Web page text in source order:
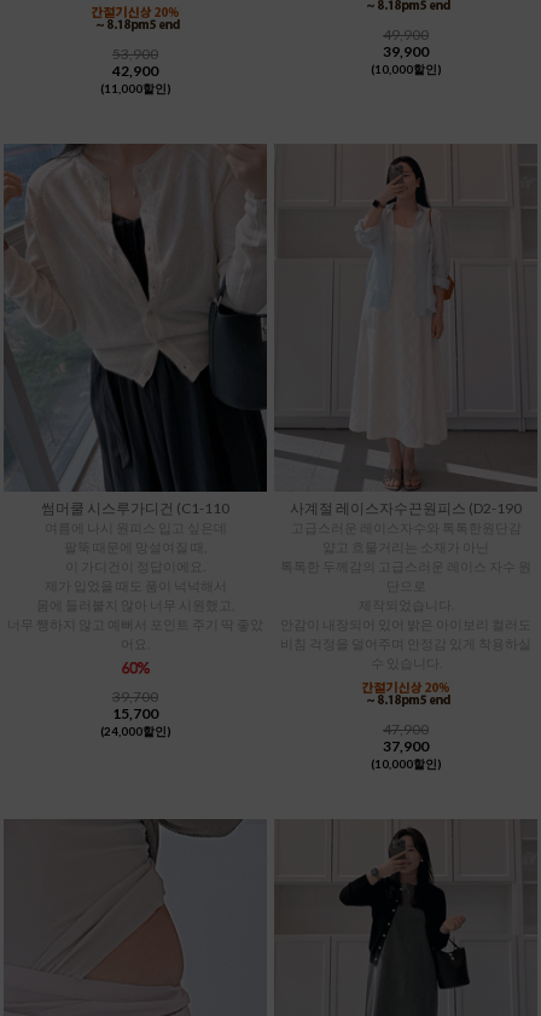
53,900
42,900
(11,000할인)
49,900
39,900
(10,000할인)
썸머쿨 시스루가디건 (C1-110
여름에 나시 원피스 입고 싶은데
팔뚝 때문에 망설여질 때,
이 가디건이 정답이에요.
제가 입었을 때도 품이 넉넉해서
몸에 들러붙지 않아 너무 시원했고,
너무 쨍하지 않고 예뻐서 포인트 주기 딱 좋았
39,700
15,700
(24,000할인)
사계절 레이스자수끈원피스 (D2-190
고급스러운 레이스자수와 톡톡한원단감
얇고 흐물거리는 소재가 아닌
톡톡한 두께감의 고급스러운 레이스 자수 원
비침 걱정을 덜어주며 안정감 있게 착용하실
수 있습니다.
47,900
37,900
(10,000할인)